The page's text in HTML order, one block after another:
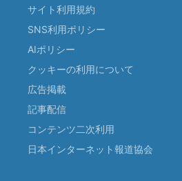
サイト利用規約
SNS利用ポリシー
AIポリシー
クッキーの利用について
広告掲載
記事配信
コンテンツ二次利用
日本インターネット報道協会